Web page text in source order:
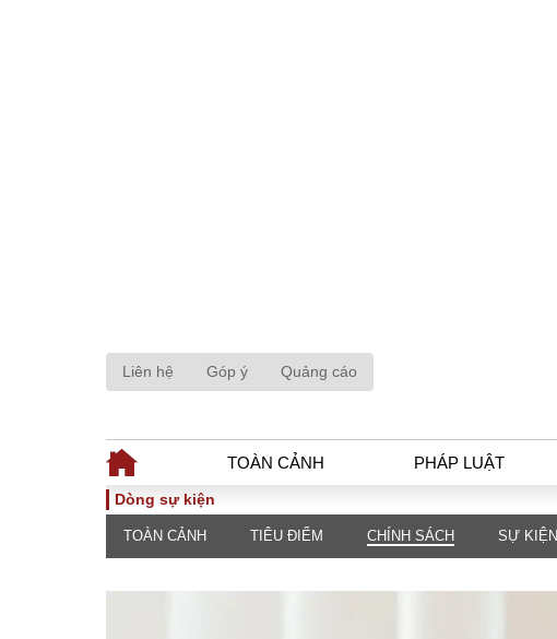
Liên hệ Góp ý Quảng cáo
TOÀN CẢNH PHÁP LUẬT
TOÀN CẢNH PHÁP LUẬT
Dòng sự kiện
TOÀN CẢNH TIÊU ĐIỂM CHÍNH SÁCH SỰ KIỆN